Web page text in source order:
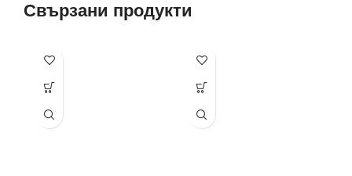
Свързани продукти